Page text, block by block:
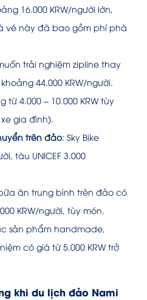
16.000 KRW/người lớn,
vé này đã bao gồm phí phà
trải nghiệm zipline thay
44.000 KRW/người.
từ 4.000 – 10.000 KRW tùy
gia đình).
trên đảo: Sky Bike
tàu UNICEF 3.000
ăn trung bình trên đảo có
KRW/người, tùy món.
sản phẩm handmade,
có giá từ 5.000 KRW trở
khi du lịch đảo Nami